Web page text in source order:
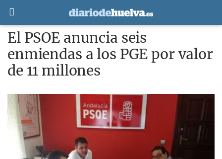
El PSOE anuncia seis
enmiendas a los PGE por valor
de 11 millones